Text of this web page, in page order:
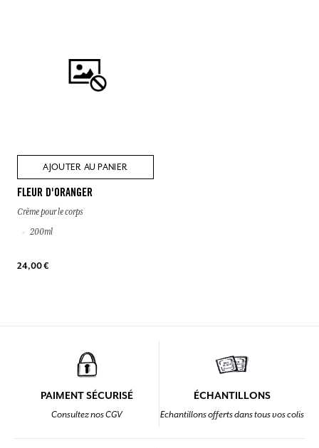
AJOUTER AU PANIER
FLEUR D'ORANGER
Crème pour le corps
200ml
24,00 €
PAIMENT SÉCURISÉ
Consultez nos CGV
ÉCHANTILLONS
Echantillons offerts dans tous vos colis